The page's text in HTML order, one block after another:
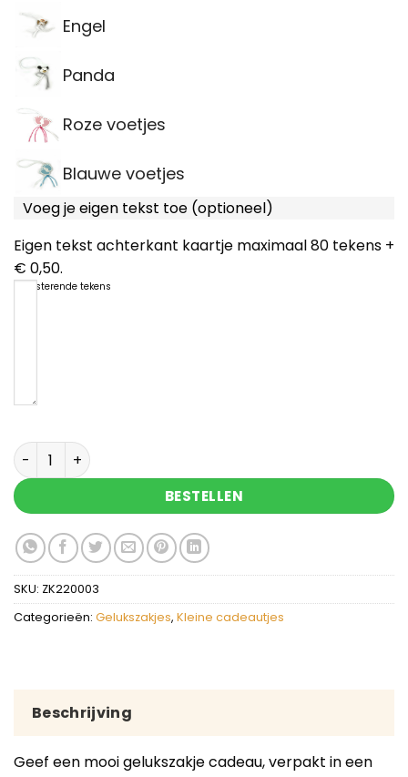
Engel
Panda
Roze voetjes
Blauwe voetjes
Voeg je eigen tekst toe (optioneel)
Eigen tekst achterkant kaartje maximaal 80 tekens +
€ 0,50.
resterende tekens
Je kan het - gelukszakje met gelukspoppetje
BESTELLEN
SKU: ZK220003
Categorieën: Gelukszakjes, Kleine cadeautjes
Beschrijving
Geef een mooi gelukszakje cadeau, verpakt in een